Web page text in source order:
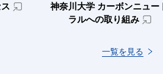
神奈川大学 カーボンニュー
ラルへの取り組み
一覧を見る